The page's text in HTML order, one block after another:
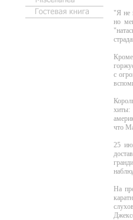
"Я не
но
с
хиты:
что
25
На